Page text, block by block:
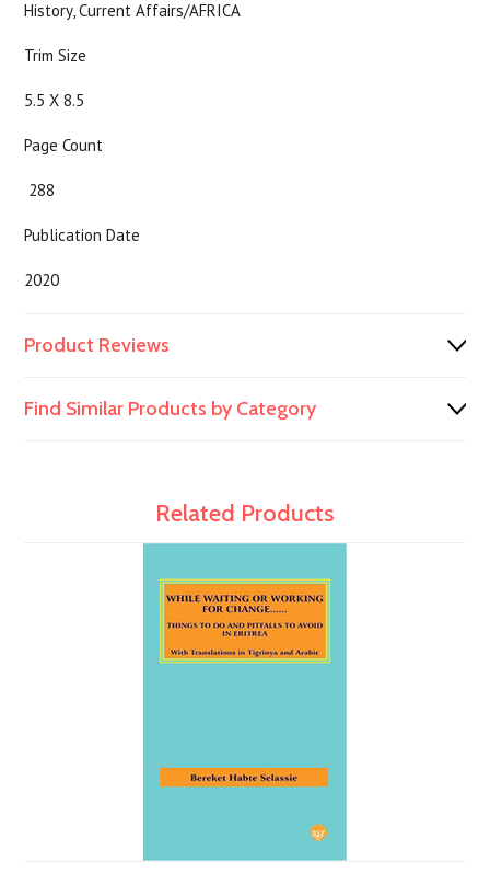
History, Current Affairs/AFRICA
Trim Size
5.5 X 8.5
Page Count
288
Publication Date
2020
Product Reviews
Find Similar Products by Category
Related Products